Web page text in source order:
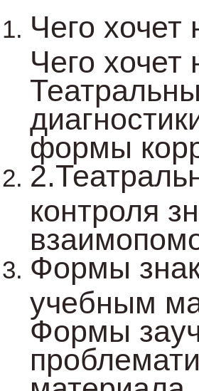
Чего хочет
Чего хочет
формы
контроля
Формы
учебным
Формы